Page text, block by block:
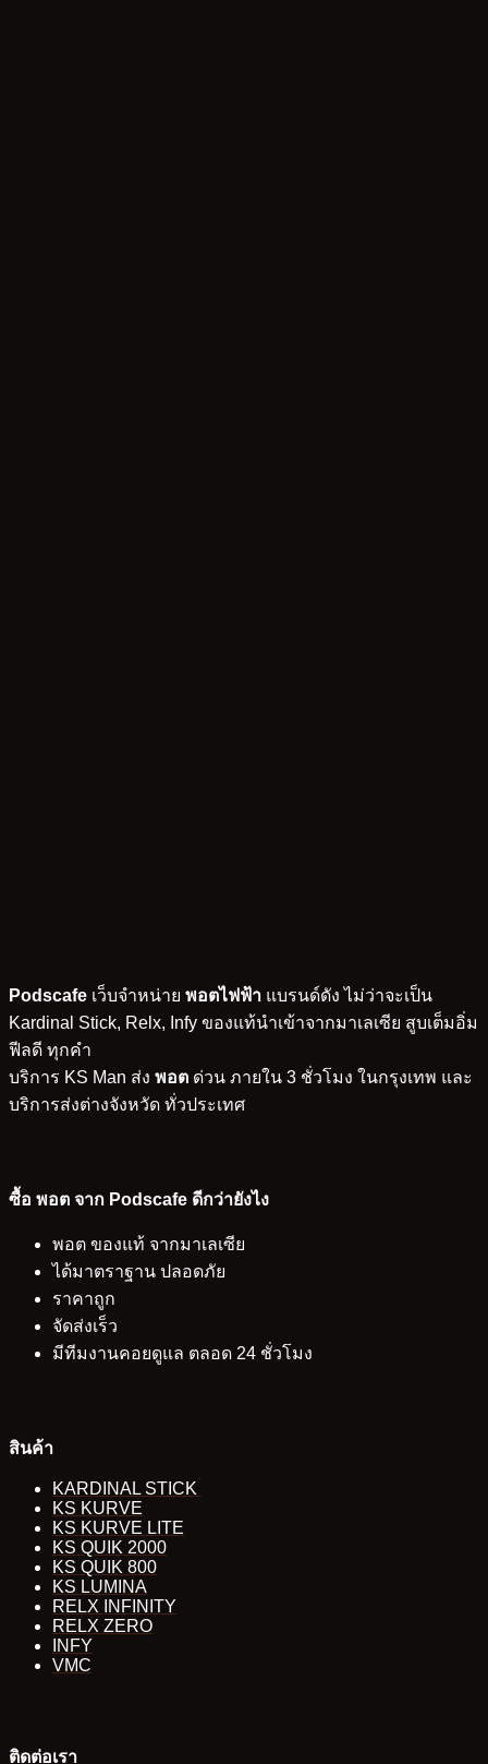
Podscafe เว็บจำหน่าย พอตไฟฟ้า แบรนด์ดัง ไม่ว่าจะเป็น
Kardinal Stick, Relx, Infy ของแท้นำเข้าจากมาเลเซีย สูบเต็มอิ่ม
ฟีลดี ทุกคำ
บริการ KS Man ส่ง พอต ด่วน ภายใน 3 ชั่วโมง ในกรุงเทพ และ
บริการส่งต่างจังหวัด ทั่วประเทศ
ซื้อ พอต จาก Podscafe ดีกว่ายังไง
พอต ของแท้ จากมาเลเซีย
ได้มาตราฐาน ปลอดภัย
ราคาถูก
จัดส่งเร็ว
มีทีมงานคอยดูแล ตลอด 24 ชั่วโมง
สินค้า
KARDINAL STICK
KS KURVE
KS KURVE LITE
KS QUIK 2000
KS QUIK 800
KS LUMINA
RELX INFINITY
RELX ZERO
INFY
VMC
ติดต่อเรา